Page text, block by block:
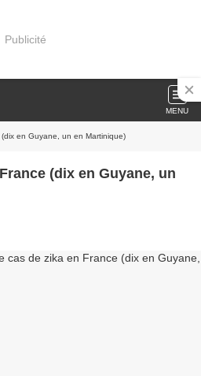
Publicité
MENU
en Guyane, un en Martinique)
(dix en Guyane, un